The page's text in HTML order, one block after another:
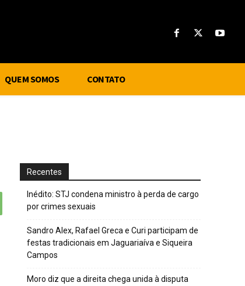
QUEM SOMOS CONTATO
Recentes
Inédito: STJ condena ministro à perda de cargo
por crimes sexuais
Sandro Alex, Rafael Greca e Curi participam de
festas tradicionais em Jaguariaíva e Siqueira
Campos
Moro diz que a direita chega unida à disputa